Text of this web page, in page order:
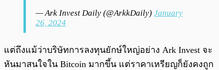
— Ark Invest Daily (@ArkkDaily) January
26, 2024
แต่ถึงแม้ว่าบริษัทการลงทุนยักษ์ใหญ่อย่าง Ark Invest จะ
หันมาสนใจใน Bitcoin มากขึ้น แต่ราคาเหรียญก็ยังคงถูก